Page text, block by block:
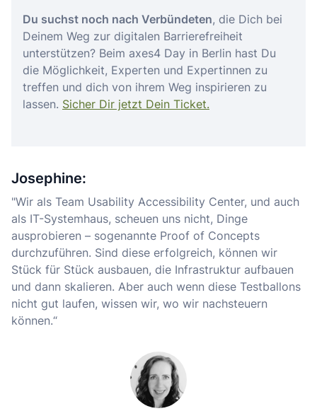
Du suchst noch nach Verbündeten, die Dich bei
Deinem Weg zur digitalen Barrierefreiheit
unterstützen? Beim axes4 Day in Berlin hast Du
die Möglichkeit, Experten und Expertinnen zu
treffen und dich von ihrem Weg inspirieren zu
lassen. Sicher Dir jetzt Dein Ticket.
Josephine:
"Wir als Team Usability Accessibility Center, und auch
als IT-Systemhaus, scheuen uns nicht, Dinge
ausprobieren – sogenannte Proof of Concepts
durchzuführen. Sind diese erfolgreich, können wir
Stück für Stück ausbauen, die Infrastruktur aufbauen
und dann skalieren. Aber auch wenn diese Testballons
nicht gut laufen, wissen wir, wo wir nachsteuern
können.“